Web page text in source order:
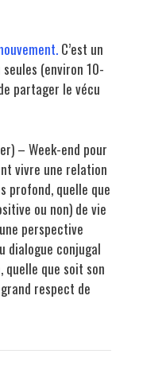
C’est un
(environ 10-
partager le vécu
– Week-end pour
vivre une relation
profond, quelle que
ou non) de vie
perspective
dialogue conjugal
quelle que soit son
respect de